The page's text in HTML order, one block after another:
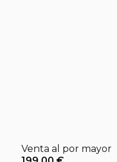
Venta al por mayor